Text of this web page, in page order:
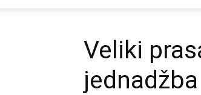
Veliki